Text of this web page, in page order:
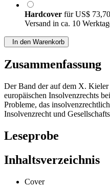
Hardcover fürUS$ 73,70
Versand in ca. 10
In den Warenkorb
Zusammenfassung
Der Band der auf dem X. Kieler
europäischen Insolvenzrechts
Probleme, das
Insolvenzrecht und
Leseprobe
Inhaltsverzeichnis
Cover